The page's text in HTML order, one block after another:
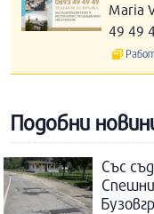
Maria
49 49
Подобни
Със